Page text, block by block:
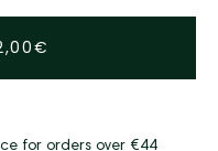
for orders over €44